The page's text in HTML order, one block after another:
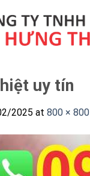
uy tín
2025 at 800 × 800